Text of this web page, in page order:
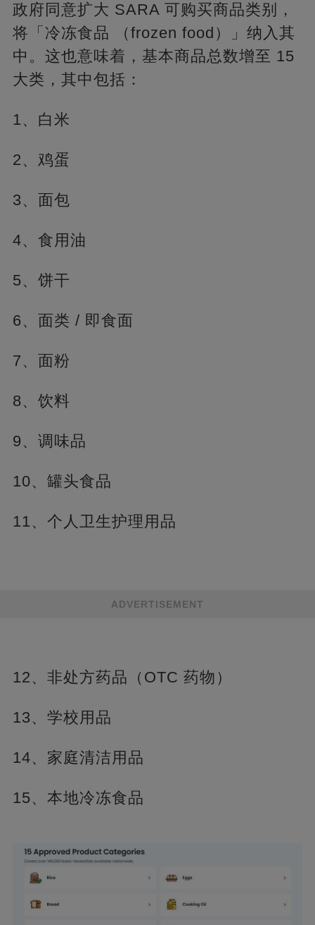
政府同意扩大 SARA 可购买商品类别，
将「冷冻食品 （frozen food）」纳入其
中。这也意味着，基本商品总数增至 15
大类，其中包括：
1、白米
2、鸡蛋
3、面包
4、食用油
5、饼干
6、面类 / 即食面
7、面粉
8、饮料
9、调味品
10、罐头食品
11、个人卫生护理用品
ADVERTISEMENT
12、非处方药品（OTC 药物）
13、学校用品
14、家庭清洁用品
15、本地冷冻食品